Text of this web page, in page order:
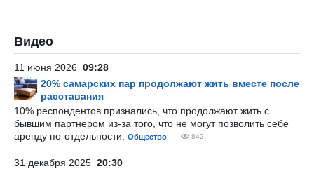
Видео
11 июня 2026 09:28
20% самарских пар продолжают жить вместе после
расставания
10% респондентов признались, что продолжают жить с
бывшим партнером из-за того, что не могут позволить себе
аренду по-отдельности.
Общество 842
31 декабря 2025 20:30